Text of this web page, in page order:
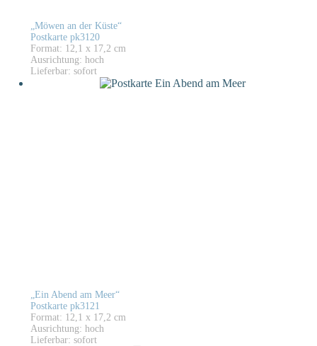
„Möwen an der Küste“
Postkarte pk3120
Format: 12,1 x 17,2 cm
Ausrichtung: hoch
Lieferbar: sofort
„Ein Abend am Meer“
Postkarte pk3121
Format: 12,1 x 17,2 cm
Ausrichtung: hoch
Lieferbar: sofort